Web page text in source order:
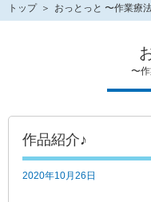
トップ おっとっと 〜作業療
〜
作品紹介♪
2020年10月26日